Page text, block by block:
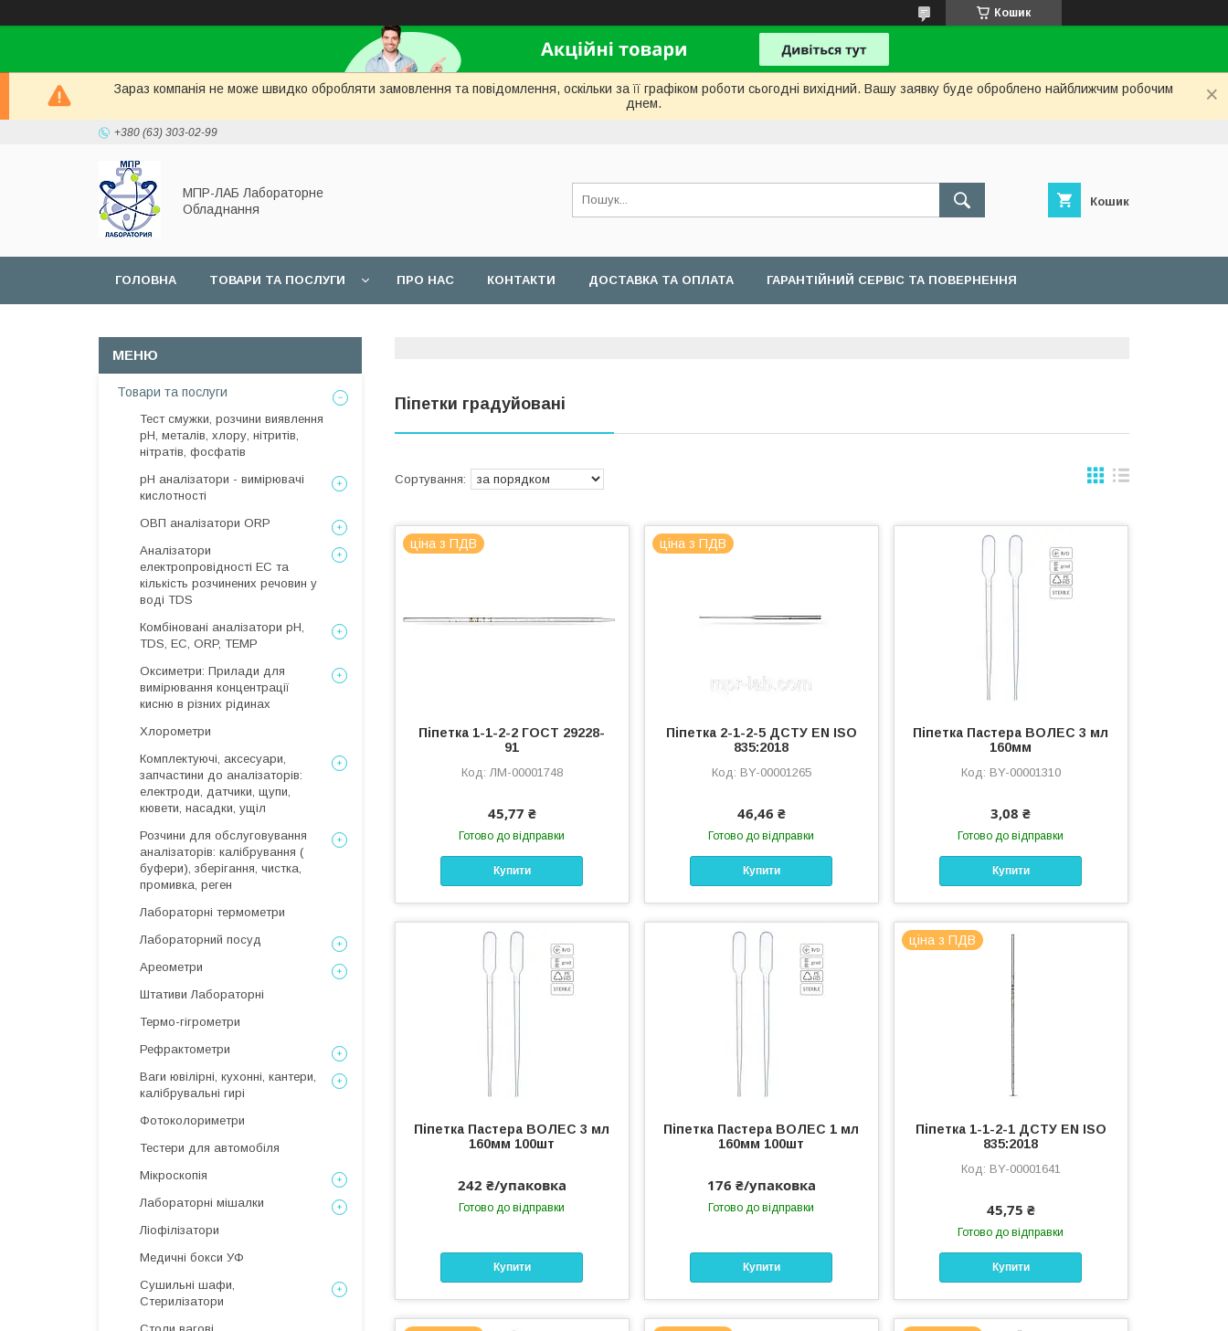
Кошик
Зараз компанія не може швидко обробляти замовлення та повідомлення, оскільки за її графіком роботи сьогодні вихідний. Вашу заявку буде оброблено найближчим робочим
днем.
+380 (63) 303-02-99
МПР-ЛАБ Лабораторне
Обладнання
Кошик
ГОЛОВНА ТОВАРИ ТА ПОСЛУГИ ПРО НАС КОНТАКТИ ДОСТАВКА ТА ОПЛАТА ГАРАНТІЙНИЙ СЕРВІС ТА ПОВЕРНЕННЯ
Піпетки градуйовані
ціна з ПДВ
Піпетка 1-1-2-2 ГОСТ 29228-
91
ЛМ-00001748
45,77 ₴
Готово до відправки
Купити
ціна з ПДВ
Піпетка 2-1-2-5 ДСТУ EN ISO
835:2018
BY-00001265
46,46 ₴
Готово до відправки
Купити
Піпетка Пастера ВОЛЕС 3 мл
160мм
BY-00001310
3,08 ₴
Готово до відправки
Купити
Піпетка Пастера ВОЛЕС 3 мл
160мм 100шт
242 ₴/упаковка
Готово до відправки
Купити
Піпетка Пастера ВОЛЕС 1 мл
160мм 100шт
176 ₴/упаковка
Готово до відправки
Купити
ціна з ПДВ
Піпетка 1-1-2-1 ДСТУ EN ISO
835:2018
BY-00001641
45,75 ₴
Готово до відправки
Купити
Товари та послуги
Тест смужки, розчини виявлення
рН, металів, хлору, нітритів,
нітратів, фосфатів
рН аналізатори - вимірювачі
кислотності
ОВП аналізатори ORP
Аналізатори
електропровідності EC та
кількість розчинених речовин у
воді TDS
Комбіновані аналізатори pH,
TDS, EC, ORP, TEMP
Оксиметри: Прилади для
вимірювання концентрації
кисню в різних рідинах
Хлорометри
Комплектуючі, аксесуари,
запчастини до аналізаторів:
електроди, датчики, щупи,
кювети, насадки, ущіл
Розчини для обслуговування
аналізаторів: калібрування (
буфери), зберігання, чистка,
промивка, реген
Лабораторні термометри
Лабораторний посуд
Ареометри
Штативи Лабораторні
Термо-гігрометри
Рефрактометри
Ваги ювілірні, кухонні, кантери,
калібрувальні гирі
Фотоколориметри
Тестери для автомобіля
Мікроскопія
Лабораторні мішалки
Ліофілізатори
Медичні бокси УФ
Сушильні шафи,
Стерилізатори